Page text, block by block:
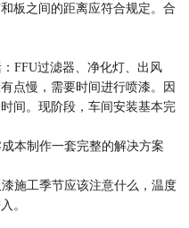
板之间的距离应符合规定。合
FFU过滤器、净化灯、出风
点慢，需要时间进行喷漆。因
间。现阶段，车间安装基本完
本制作一套完整的解决方案
施工季节应该注意什么，温度
。